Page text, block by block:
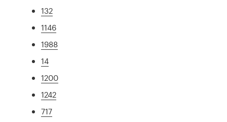
132
1146
1988
14
1200
1242
717